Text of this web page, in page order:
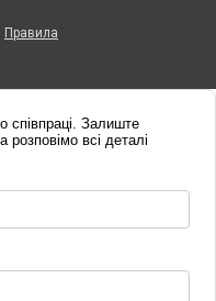
Правила
співпраці. Залиште
розповімо всі деталі